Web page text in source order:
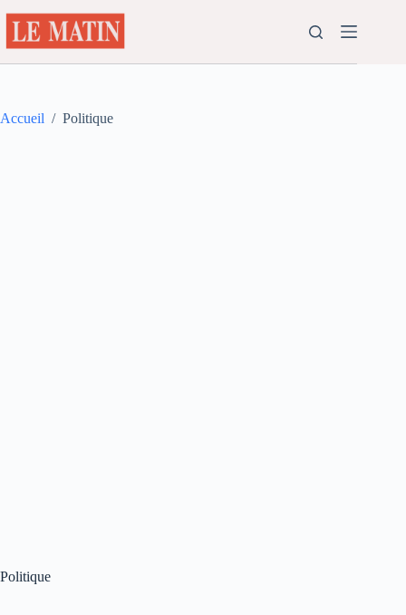
au
contenu
Accueil / Politique
Politique